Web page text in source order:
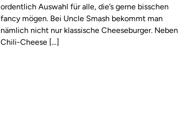
ordentlich Auswahl für alle, die’s gerne bisschen
fancy mögen. Bei Uncle Smash bekommt man
nämlich nicht nur klassische Cheeseburger. Neben
Chili-Cheese […]